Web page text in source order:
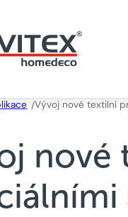
/Vývoj nové textilní
nové